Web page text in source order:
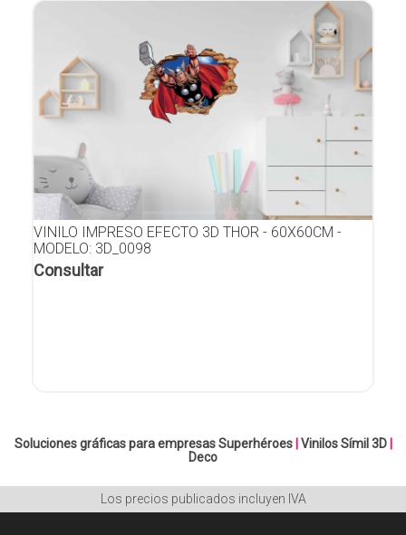
VINILO IMPRESO EFECTO 3D THOR - 60X60CM -
MODELO: 3D_0098
Consultar
Soluciones gráficas para empresas Superhéroes| Vinilos Símil 3D|
Deco
Los precios publicados incluyen IVA